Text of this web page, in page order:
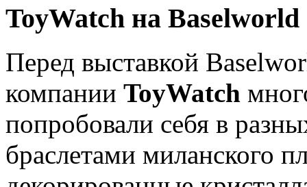
ToyWatch на Baselworld
Перед выставкой
компании ToyWatch
попробовали себя в
браслетами миланского